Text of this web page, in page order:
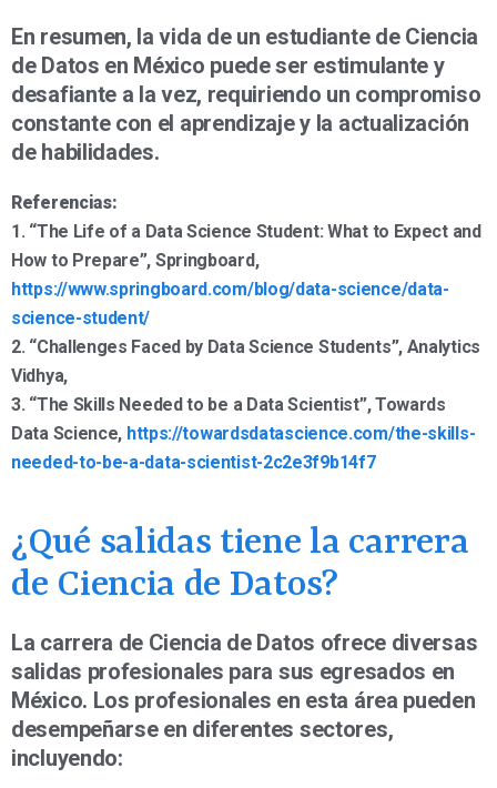
En resumen, la vida de un estudiante de Ciencia
de Datos en México puede ser estimulante y
desafiante a la vez, requiriendo un compromiso
constante con el aprendizaje y la actualización
de habilidades.
Referencias:
1. “The Life of a Data Science Student: What to Expect and
How to Prepare”, Springboard,
https://www.springboard.com/blog/data-science/data-
science-student/
2. “Challenges Faced by Data Science Students”, Analytics
Vidhya,
3. “The Skills Needed to be a Data Scientist”, Towards
Data Science, https://towardsdatascience.com/the-skills-
needed-to-be-a-data-scientist-2c2e3f9b14f7
¿Qué salidas tiene la carrera
de Ciencia de Datos?
La carrera de Ciencia de Datos ofrece diversas
salidas profesionales para sus egresados en
México. Los profesionales en esta área pueden
desempeñarse en diferentes sectores,
incluyendo: